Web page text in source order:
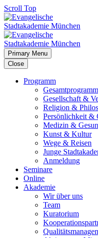
Scroll Top
Primary Menu
Close
Programm
Gesamtprogramm
Gesellschaft &
Religion &
Persönlichkeit &
Medizin &
Kunst & Kultur
Wege & Reisen
Junge
Anmeldung
Seminare
Online
Akademie
Wir über uns
Team
Kuratorium